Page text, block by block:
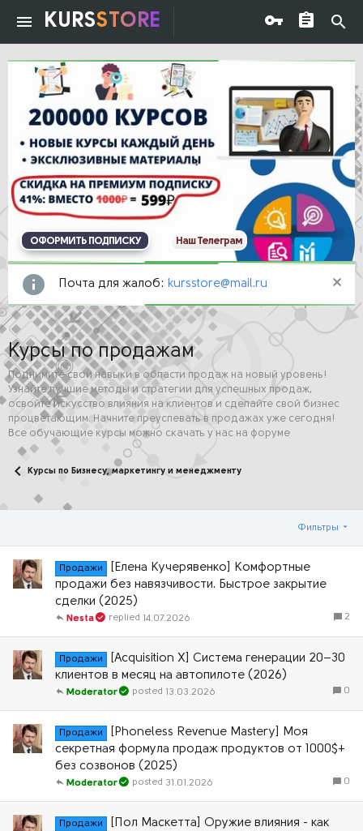
KURSSTORE
ОФОРМИТЬ ПОДПИСКУ Наш Телеграм
Почта для жалоб: kursstore@mail.ru
Курсы по продажам
Поднимите свои навыки в области продаж на новый уровень!
Узнайте лучшие методы и стратегии для успешных продаж,
освойте искусство влияния на клиентов и сделайте свой бизнес
процветающим. Начните преуспевать в продажах уже сегодня!
Все обучающие курсы можно скачать у нас на форуме
Курсы по Бизнесу, маркетингу и менеджменту
Фильтры
Продажи
[Елена Кучерявенко] Комфортные
продажи без навязчивости. Быстрое закрытие
сделки (2025)
2
14.07.2026
Nesta
Продажи
[Acquisition X] Система генерации 20–30
клиентов в месяц на автопилоте (2026)
0
13.03.2026
Moderator
Продажи
[Phoneless Revenue Mastery] Моя
секретная формула продаж продуктов от 1000$+
без созвонов (2025)
0
31.01.2026
Moderator
Продажи
[Пол Маскетта] Оружие влияния - как